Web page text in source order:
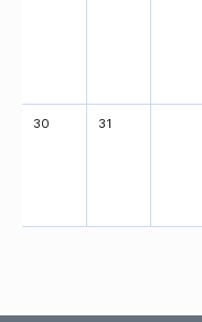
30 31